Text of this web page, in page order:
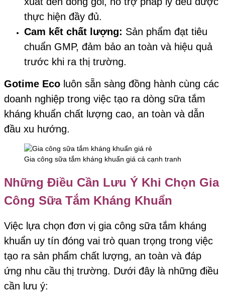
thực hiện đầy đủ.
Cam kết chất lượng: Sản phẩm đạt tiêu
chuẩn GMP, đảm bảo an toàn và hiệu quả
trước khi ra thị trường.
Gotime Eco luôn sẵn sàng đồng hành cùng các
doanh nghiệp trong việc tạo ra dòng sữa tắm
kháng khuẩn chất lượng cao, an toàn và dẫn
đầu xu hướng.
Gia công sữa tắm kháng khuẩn giá cả cạnh tranh
Những Điều Cần Lưu Ý Khi Chọn Gia
Công Sữa Tắm Kháng Khuẩn
Việc lựa chọn đơn vị gia công sữa tắm kháng
khuẩn uy tín đóng vai trò quan trọng trong việc
tạo ra sản phẩm chất lượng, an toàn và đáp
ứng nhu cầu thị trường. Dưới đây là những điều
cần lưu ý: